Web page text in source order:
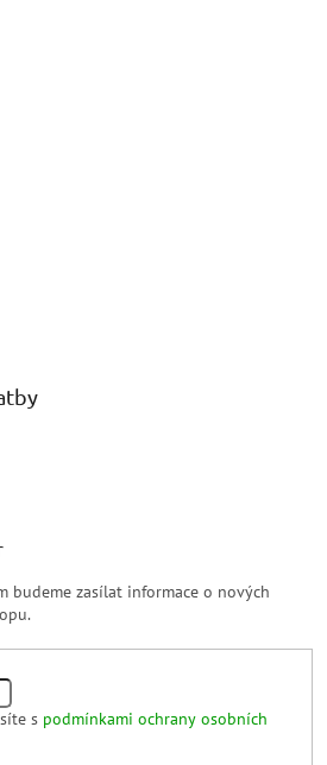
budeme zasílat informace o nových
s podmínkami ochrany osobních